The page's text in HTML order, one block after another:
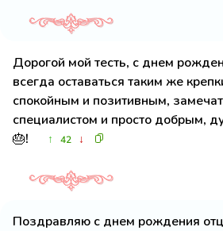
Дорогой мой тесть, с днем
всегда оставаться таким же
спокойным и позитивным,
специалистом и просто добрым,
🎂!
↑ 42 ↓
Поздравляю с днем рождения